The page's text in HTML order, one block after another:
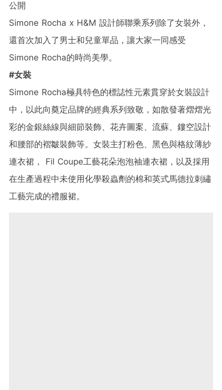
公開
Simone Rocha x H&M 設計師聯乘系列除了女裝外，
還首次加入了男士和兒童單品，讓大家一同感受
Simone Rocha的時尚美學。
#女裝
Simone Rocha極具特色的標誌性元素貫穿於女裝設計
中，以此向奠定品牌的經典系列致敬，如散發著熠熠光
彩的金銀絲線與細節裝飾、花卉圖案、流蘇、鏤空設計
和腰部的褶皺裝飾等。女裝主打粉色、黑色與格紋薄紗
連衣裙， Fil Coupe工藝花朵泡泡袖連衣裙，以及採用
在生產過程中未使用化學殺蟲劑的棉和英式馬德拉刺繡
工藝完成的禮服裙。